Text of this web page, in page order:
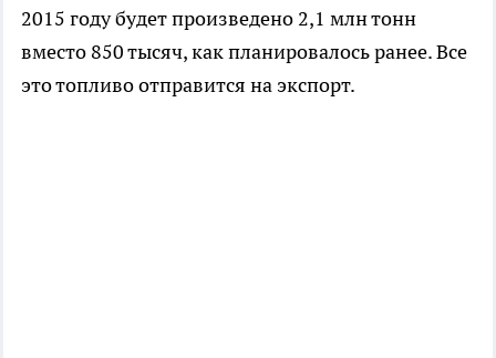
2015 году будет произведено 2,1 млн тонн
вместо 850 тысяч, как планировалось ранее. Все
это топливо отправится на экспорт.